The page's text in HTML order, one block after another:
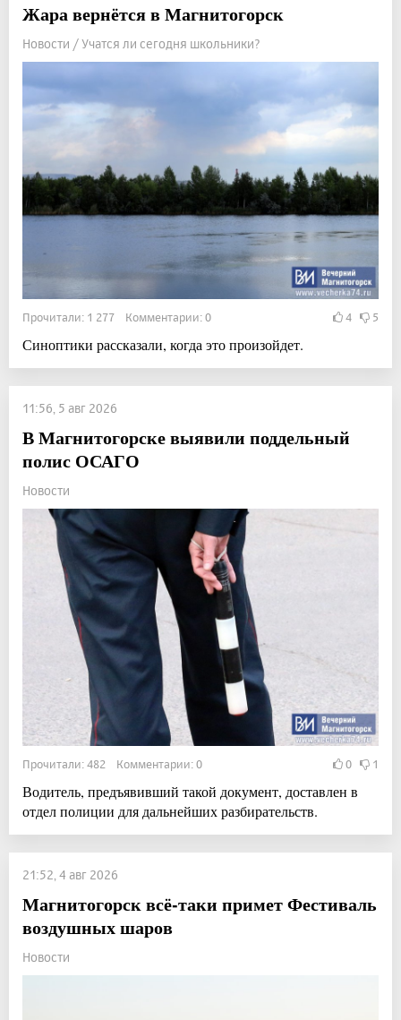
Жара вернётся в Магнитогорск
Новости / Учатся ли сегодня школьники?
Прочитали: 1 277 Комментарии: 0 4 5
Синоптики рассказали, когда это произойдет.
11:56, 5 авг 2026
В Магнитогорске выявили поддельный
полис ОСАГО
Новости
Прочитали: 482 Комментарии: 0 0 1
Водитель, предъявивший такой документ, доставлен в
отдел полиции для дальнейших разбирательств.
21:52, 4 авг 2026
Магнитогорск всё-таки примет Фестиваль
воздушных шаров
Новости